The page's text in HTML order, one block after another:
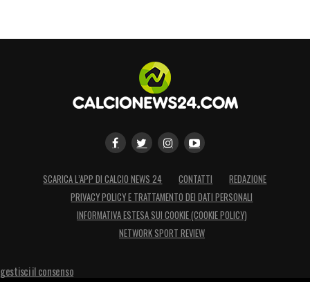
SCARICA L’APP DI CALCIO NEWS 24 CONTATTI
REDAZIONE
PRIVACY POLICY E TRATTAMENTO DEI DATI PERSONALI
INFORMATIVA ESTESA SUI COOKIE (COOKIE POLICY)
NETWORK SPORT REVIEW
gestisci il consenso